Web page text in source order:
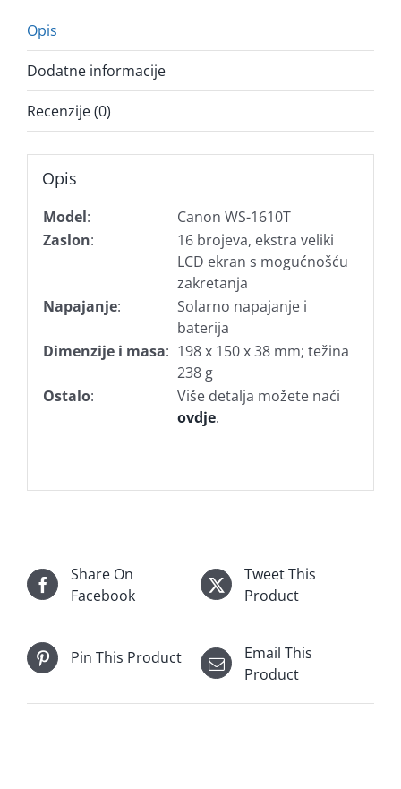
Opis
Dodatne informacije
Recenzije (0)
Opis
Model:
Canon WS-1610T
Zaslon:
16 brojeva, ekstra veliki
LCD ekran s mogućnošću
zakretanja
Napajanje:
Solarno napajanje i
baterija
Dimenzije i masa: 198 x 150 x 38 mm; težina
238 g
Ostalo:
Više detalja možete naći
ovdje.
Share On
Facebook
Tweet This
Product
Pin This Product
Email This
Product